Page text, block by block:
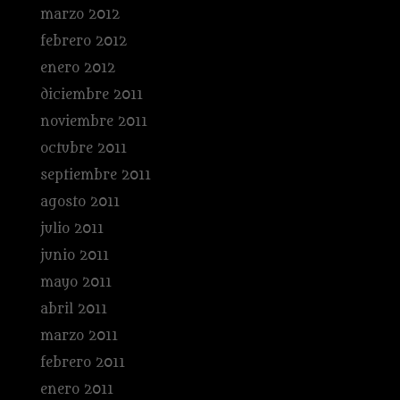
marzo 2012
febrero 2012
enero 2012
diciembre 2011
noviembre 2011
octubre 2011
septiembre 2011
agosto 2011
julio 2011
junio 2011
mayo 2011
abril 2011
marzo 2011
febrero 2011
enero 2011